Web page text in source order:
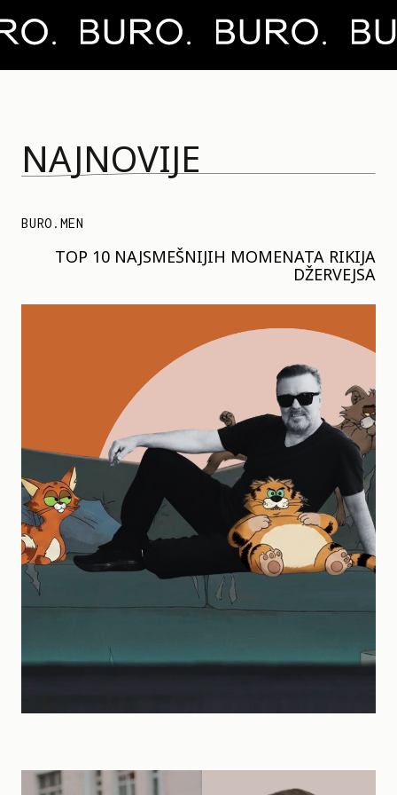
NAJNOVIJE
BURO.MEN
TOP 10 NAJSMEŠNIJIH MOMENATA RIKIJA
DŽERVEJSA